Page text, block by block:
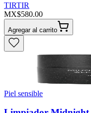
TIRTIR
MX$580.00
Agregar al carrito
Piel sensible